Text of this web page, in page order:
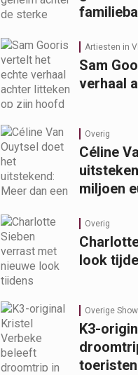
Artiesten in
Sam
verhaal
Overig
Céline
miljoen
Overig
look
Overige
K3-